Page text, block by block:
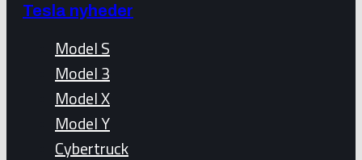
Tesla nyheder
Model S
Model 3
Model X
Model Y
Cybertruck